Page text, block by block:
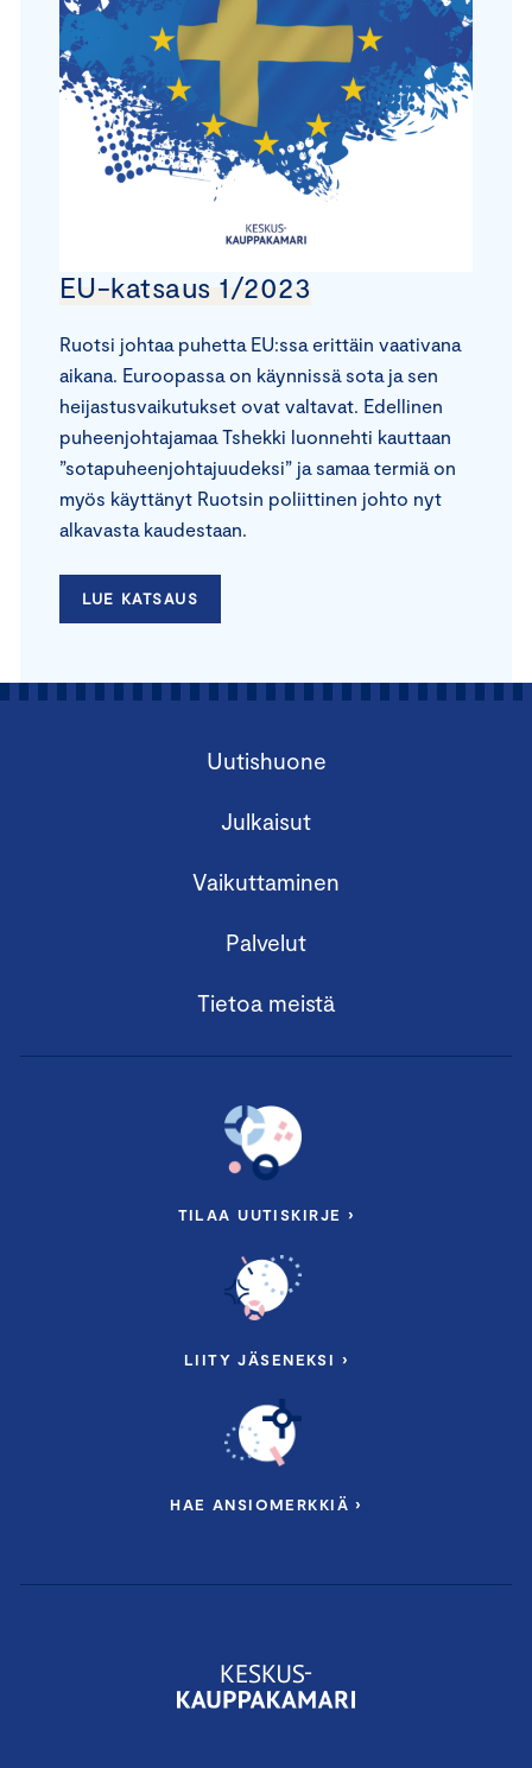
EU-katsaus 1/2023
Ruotsi johtaa puhetta EU:ssa erittäin vaativana
aikana. Euroopassa on käynnissä sota ja sen
heijastusvaikutukset ovat valtavat. Edellinen
puheenjohtajamaa Tshekki luonnehti kauttaan
”sotapuheenjohtajuudeksi” ja samaa termiä on
myös käyttänyt Ruotsin poliittinen johto nyt
alkavasta kaudestaan.
LUE KATSAUS
Uutishuone
Julkaisut
Vaikuttaminen
Palvelut
Tietoa meistä
TILAA UUTISKIRJE ›
LIITY JÄSENEKSI ›
HAE ANSIOMERKKIÄ ›